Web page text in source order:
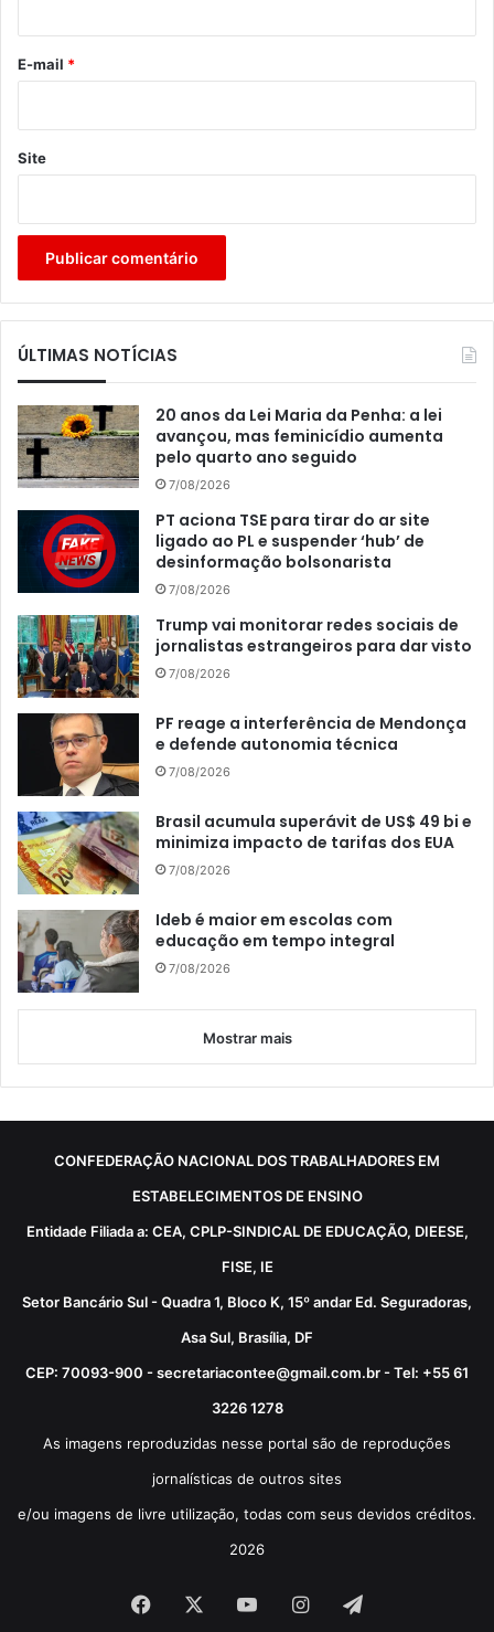
*
E-mail *
Site
ÚLTIMAS NOTÍCIAS
20 anos da Lei Maria da Penha: a lei
avançou, mas feminicídio aumenta
pelo quarto ano seguido
7/08/2026
PT aciona TSE para tirar do ar site
ligado ao PL e suspender ‘hub’ de
desinformação bolsonarista
7/08/2026
Trump vai monitorar redes sociais de
jornalistas estrangeiros para dar visto
7/08/2026
PF reage a interferência de Mendonça
e defende autonomia técnica
7/08/2026
Brasil acumula superávit de US$ 49 bi e
minimiza impacto de tarifas dos EUA
7/08/2026
Ideb é maior em escolas com
educação em tempo integral
7/08/2026
Mostrar mais
CONFEDERAÇÃO NACIONAL DOS TRABALHADORES EM
ESTABELECIMENTOS DE ENSINO
Entidade Filiada a: CEA, CPLP-SINDICAL DE EDUCAÇÃO, DIEESE,
FISE, IE
Setor Bancário Sul - Quadra 1, Bloco K, 15º andar Ed. Seguradoras,
Asa Sul, Brasília, DF
CEP: 70093-900 - secretariacontee@gmail.com.br - Tel: +55 61
3226 1278
As imagens reproduzidas nesse portal são de reproduções
jornalísticas de outros sites
e/ou imagens de livre utilização, todas com seus devidos créditos.
2026
Facebook YouTubeInstagram